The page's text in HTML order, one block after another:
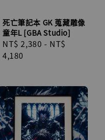
死亡筆記本 GK 蒐藏雕像
童年L [GBA Studio]
Regular
price
NT$ 2,380 - NT$
4,180